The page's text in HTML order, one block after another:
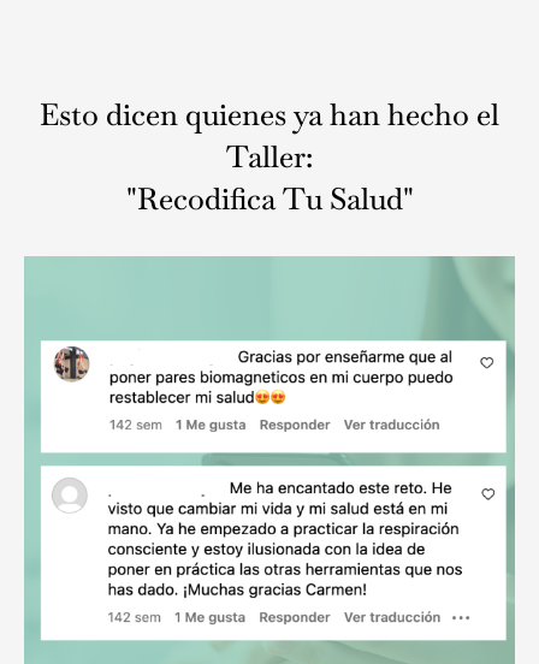
Esto dicen quienes ya han hecho el
Taller:
"Recodifica Tu Salud"